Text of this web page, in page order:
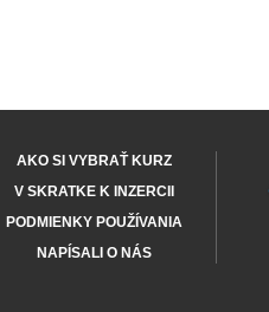
AKO SI VYBRAŤ KURZ
V SKRATKE K INZERCII
PODMIENKY POUŽÍVANIA
NAPÍSALI O NÁS